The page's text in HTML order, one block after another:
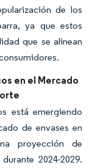
de los
ya que estos
que se alinean
en el Mercado
está emergiendo
de envases en
proyección de
2024-2029.